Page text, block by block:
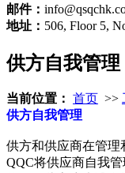
邮件：
地址： 506, Floor 5,
供方自我管理
当前位置： 首页 >>
供方自我管理
供方和供应商在管理
QQC将供应商自我